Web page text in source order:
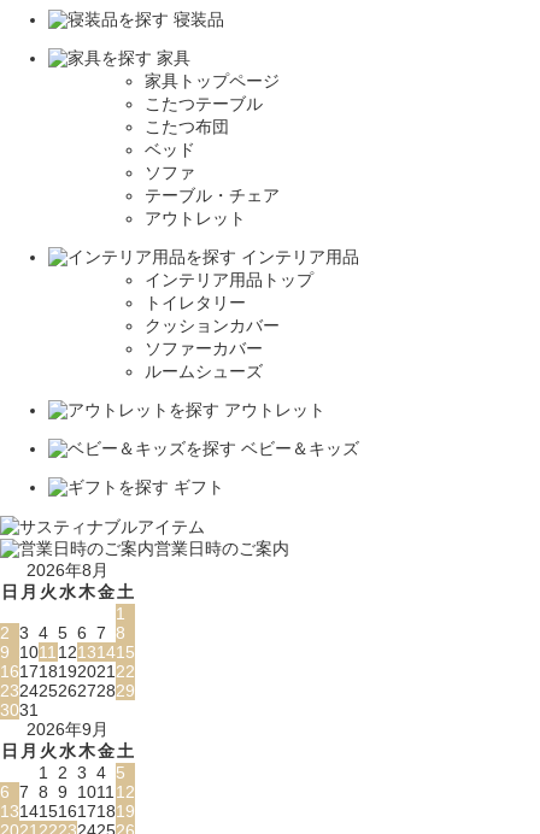
寝装品
家具
家具トップページ
こたつテーブル
こたつ布団
ベッド
ソファ
テーブル・チェア
アウトレット
インテリア用品
インテリア用品トップ
トイレタリー
クッションカバー
ソファーカバー
ルームシューズ
アウトレット
ベビー＆キッズ
ギフト
営業日時のご案内
2026年8月
日 月 火水木金土
1
2 3 4 5 6 7 8
9
101112131415
16171819202122
23242526272829
3031
2026年9月
日 月 火水木金土
1 2 3 4 5
6 7 8 9 101112
13141516171819